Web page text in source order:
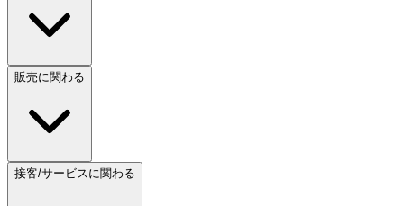
販売に関わる
接客/サービスに関わる